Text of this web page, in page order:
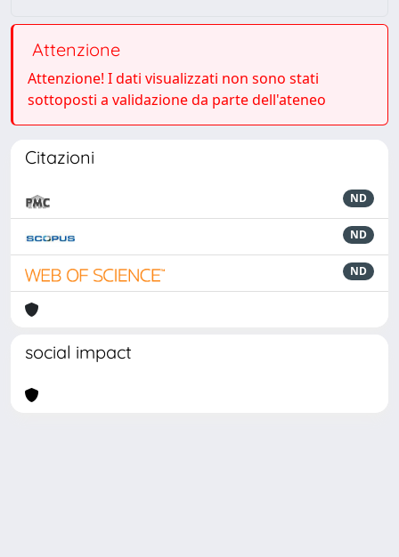
Attenzione
Attenzione! I dati visualizzati non sono stati
sottoposti a validazione da parte dell'ateneo
Citazioni
ND
ND
ND
social impact